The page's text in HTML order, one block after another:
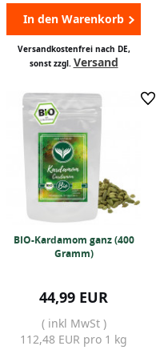
In den Warenkorb
Versandkostenfrei nach DE,
sonst zzgl. Versand
BIO-Kardamom ganz (400
Gramm)
44,99 EUR
( inkl MwSt )
112,48 EUR pro 1 kg